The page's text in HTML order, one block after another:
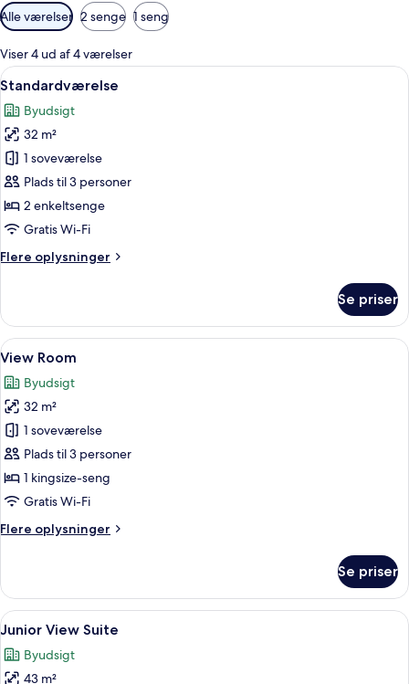
Tilgængelige
filtre
for
værelser
Alle værelser 2 senge 1 seng
Viser 4 ud af 4 værelser
Indlæs
alle
billeder
af
Standardværelse
Standardværelse | Minibar,
13
Standardværelse
Byudsigt
32 m²
1 soveværelse
Plads til 3 personer
2 enkeltsenge
Gratis Wi-Fi
Flere oplysninger
Flere
Se priser
Indlæs
alle
billeder
af
View
Room
Minibar, pengeskab på værelset,
10
View Room
Byudsigt
32 m²
1 soveværelse
Plads til 3 personer
1 kingsize-seng
Gratis Wi-Fi
Flere oplysninger
Flere
Room
Se priser
Indlæs
alle
billeder
Minibar, pengeskab på værelset,
9
Junior View Suite
Byudsigt
43 m²